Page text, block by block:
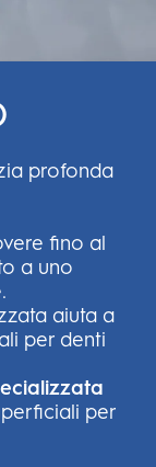
profonda
fino al
a uno
aiuta a
per denti
per